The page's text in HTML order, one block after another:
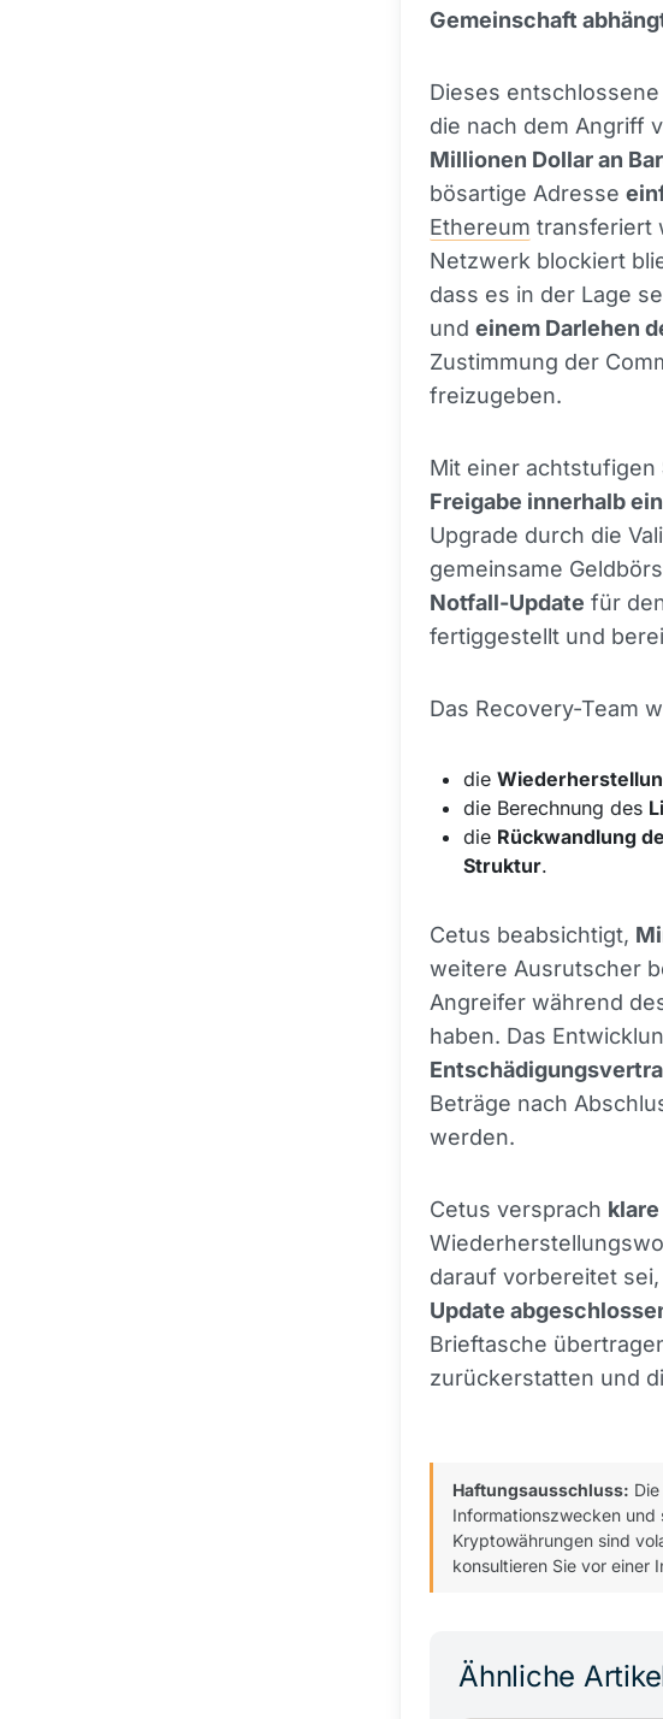
Gemeinschaft
Dieses
die nach dem Angriff
Millionen Dollar an
bösartige Adresse
Ethereum transferiert
Netzwerk blockiert
dass es in der Lage
und einem Darlehen
Zustimmung der
freizugeben.
Mit einer achtstufigen
Freigabe innerhalb
Upgrade durch die
gemeinsame
Notfall-Update für
fertiggestellt und
Das Recovery-Team
die
die Berechnung des
die Rückwandlung
Struktur.
Cetus beabsichtigt,
weitere Ausrutscher
Angreifer während
haben. Das
Beträge nach
werden.
Cetus versprach
darauf vorbereitet
Update
Brieftasche
zurückerstatten und
Haftungsausschluss:
Informationszwecken und
Kryptowährungen sind
konsultieren Sie vor einer
Ähnliche